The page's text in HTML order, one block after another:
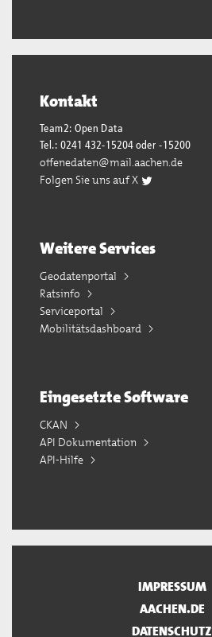
Kontakt
Team2: Open Data
Tel.: 0241 432-15204 oder -15200
offenedaten@mail.aachen.de
Folgen Sie uns auf X
Weitere Services
Geodatenportal
Ratsinfo
Serviceportal
Mobilitätsdashboard
Eingesetzte Software
CKAN
API Dokumentation
API-Hilfe
IMPRESSUM
AACHEN.DE
DATENSCHUTZ